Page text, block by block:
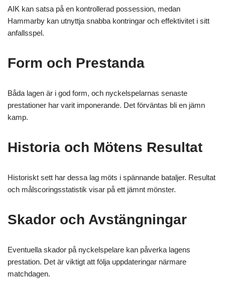
AIK kan satsa på en kontrollerad possession, medan
Hammarby kan utnyttja snabba kontringar och effektivitet i sitt
anfallsspel.
Form och Prestanda
Båda lagen är i god form, och nyckelspelarnas senaste
prestationer har varit imponerande. Det förväntas bli en jämn
kamp.
Historia och Mötens Resultat
Historiskt sett har dessa lag möts i spännande bataljer. Resultat
och målscoringsstatistik visar på ett jämnt mönster.
Skador och Avstängningar
Eventuella skador på nyckelspelare kan påverka lagens
prestation. Det är viktigt att följa uppdateringar närmare
matchdagen.